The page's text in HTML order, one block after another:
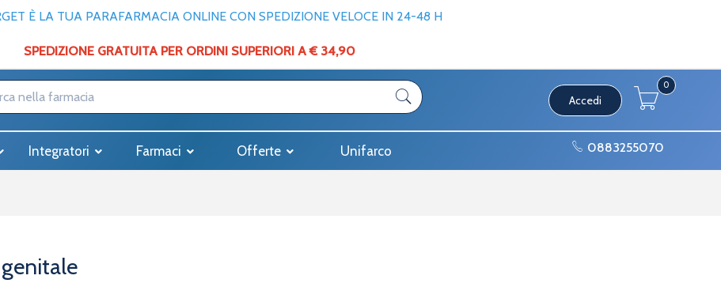
È LA TUA PARAFARMACIA ONLINE CON SPEDIZIONE VELOCE IN 24-48 H
SPEDIZIONE GRATUITA PER ORDINI SUPERIORI A € 34,90
Accedi
0
Integratori Farmaci Offerte Unifarco 0883255070